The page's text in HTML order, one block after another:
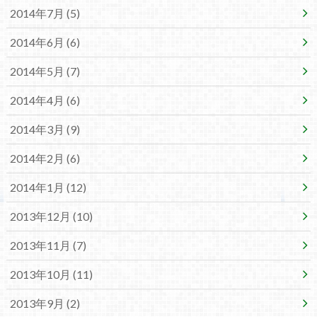
2014年7月 (5)
2014年6月 (6)
2014年5月 (7)
2014年4月 (6)
2014年3月 (9)
2014年2月 (6)
2014年1月 (12)
2013年12月 (10)
2013年11月 (7)
2013年10月 (11)
2013年9月 (2)